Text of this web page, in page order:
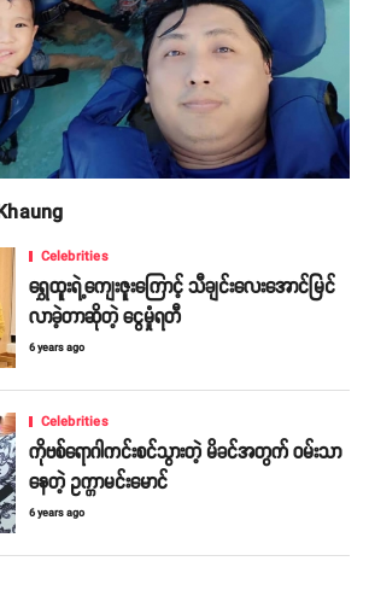
Celebrities
ရွှေထူးရဲ့ကျေးဇူးကြောင့် သီချင်းလေးအောင်မြင်
လာခဲ့တာဆိုတဲ့ ငွေမှုံရတီ
6 years ago
Celebrities
ကိုဗစ်ရောဂါကင်းစင်သွားတဲ့ မိခင်အတွက် ဝမ်းသာ
နေတဲ့ ဥက္ကာမင်းမောင်
6 years ago